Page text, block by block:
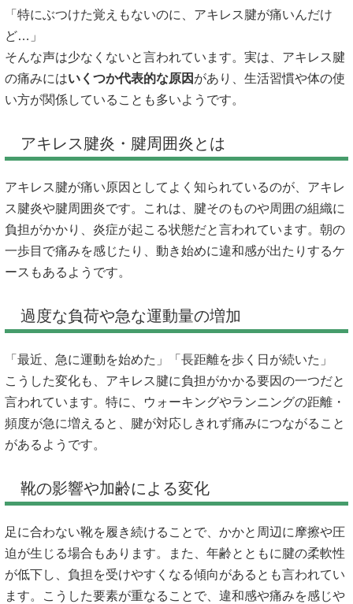
「特にぶつけた覚えもないのに、アキレス腱が痛いんだけ
ど…」
そんな声は少なくないと言われています。実は、アキレス腱
の痛みにはいくつか代表的な原因 があり、生活習慣や体の使
い方が関係していることも多いようです。
アキレス腱炎・腱周囲炎とは
アキレス腱が痛い原因としてよく知られているのが、アキレ
ス腱炎や腱周囲炎です。これは、腱そのものや周囲の組織に
負担がかかり、炎症が起こる状態だと言われています。朝の
一歩目で痛みを感じたり、動き始めに違和感が出たりするケ
ースもあるようです。
過度な負荷や急な運動量の増加
「最近、急に運動を始めた」「長距離を歩く日が続いた」
こうした変化も、アキレス腱に負担がかかる要因の一つだと
言われています。特に、ウォーキングやランニングの距離・
頻度が急に増えると、腱が対応しきれず痛みにつながること
があるようです。
靴の影響や加齢による変化
足に合わない靴を履き続けることで、かかと周辺に摩擦や圧
迫が生じる場合もあります。また、年齢とともに腱の柔軟性
が低下し、負担を受けやすくなる傾向があるとも言われてい
ます。こうした要素が重なることで、違和感や痛みを感じや